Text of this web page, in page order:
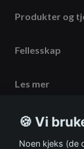
Produkter og
Fellesskap
Les mer
Meld
🍪 Vi
Noen kjeks (de